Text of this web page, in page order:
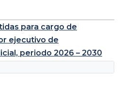
para cargo de
ejecutivo de
periodo 2026 – 2030